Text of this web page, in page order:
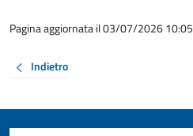
Pagina aggiornata il 03/07/2026 10:05
Indietro